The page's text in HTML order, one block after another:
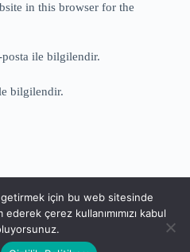
in this browser for the
ile bilgilendir.
bilgilendir.
için bu web sitesinde
çerez kullanımımızı kabul